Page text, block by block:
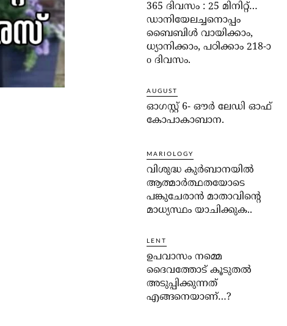
365 ദിവസം : 25 മിനിറ്റ്…
ഡാനിയേലച്ചനൊപ്പം
ബൈബിൾ വായിക്കാം,
ധ്യാനിക്കാം, പഠിക്കാം 218-ാ
o ദിവസം.
AUGUST
ഓഗസ്റ്റ് 6- ഔര്‍ ലേഡി ഓഫ്
കോപാകാബാന.
MARIOLOGY
വിശുദ്ധ കുര്‍ബാനയില്‍
ആത്മാര്‍ത്ഥതയോടെ
പങ്കുചേരാന്‍ മാതാവിന്റെ
മാധ്യസ്ഥം യാചിക്കുക..
LENT
ഉപവാസം നമ്മെ
ദൈവത്തോട് കൂടുതല്‍
അടുപ്പിക്കുന്നത്
എങ്ങനെയാണ്…?